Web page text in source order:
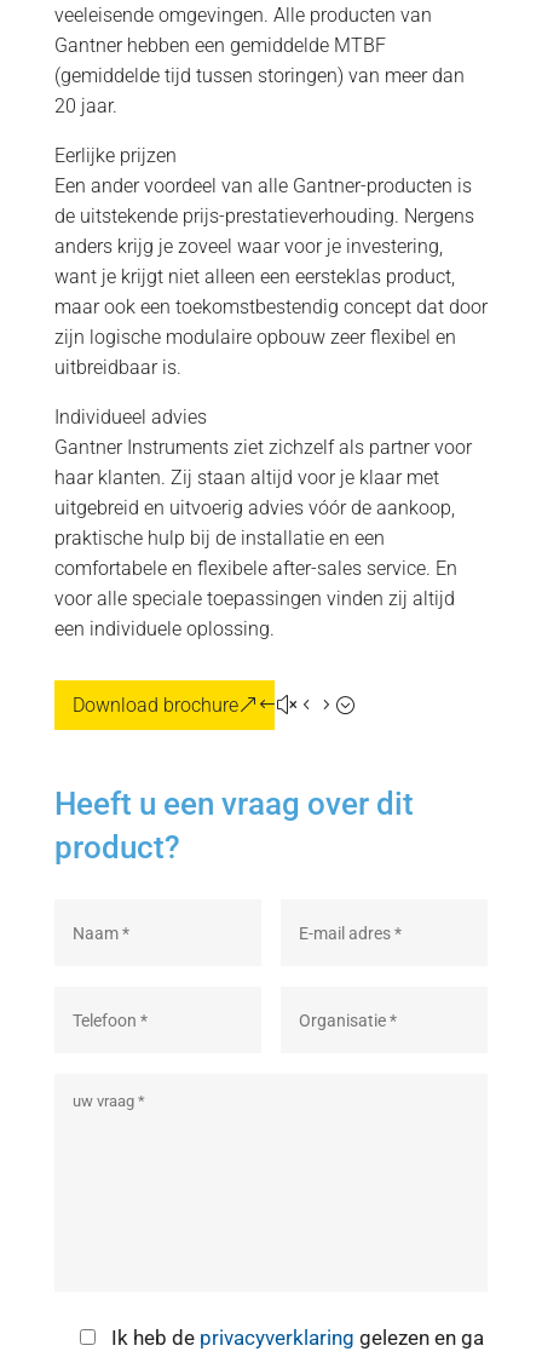
veeleisende omgevingen. Alle producten van
Gantner hebben een gemiddelde MTBF
(gemiddelde tijd tussen storingen) van meer dan
20 jaar.
Eerlijke prijzen
Een ander voordeel van alle Gantner-producten is
de uitstekende prijs-prestatieverhouding. Nergens
anders krijg je zoveel waar voor je investering,
want je krijgt niet alleen een eersteklas product,
maar ook een toekomstbestendig concept dat door
zijn logische modulaire opbouw zeer flexibel en
uitbreidbaar is.
Individueel advies
Gantner Instruments ziet zichzelf als partner voor
haar klanten. Zij staan altijd voor je klaar met
uitgebreid en uitvoerig advies vóór de aankoop,
praktische hulp bij de installatie en een
comfortabele en flexibele after-sales service. En
voor alle speciale toepassingen vinden zij altijd
een individuele oplossing.
Download brochure
Heeft u een vraag over dit
product?
Ik heb de privacyverklaring gelezen en ga